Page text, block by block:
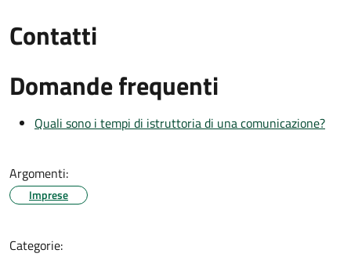
Contatti
Domande frequenti
Quali sono i tempi di istruttoria di una comunicazione?
Argomenti:
Imprese
Categorie: